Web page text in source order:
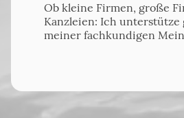
Ob kleine Firmen, große
Kanzleien: Ich unterstütze
meiner fachkundigen